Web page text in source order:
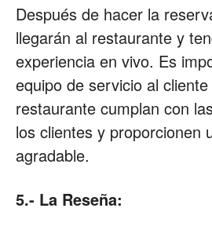
Después de hacer la
llegarán al restaurante y
experiencia en vivo. Es
equipo de servicio al
restaurante cumplan con
los clientes y proporcionen
agradable.
5.- La Reseña: